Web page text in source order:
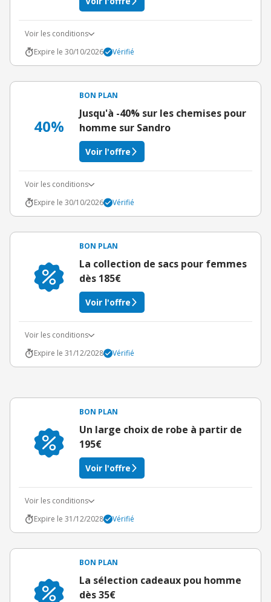
Voir les conditions
Expire le 30/10/2026
Vérifié
40%
BON PLAN
Jusqu'à -40% sur les chemises pour
homme sur Sandro
Voir l'offre
Voir les conditions
Expire le 30/10/2026
Vérifié
BON PLAN
La collection de sacs pour femmes
dès 185€
Voir l'offre
Voir les conditions
Expire le 31/12/2028
Vérifié
BON PLAN
Un large choix de robe à partir de
195€
Voir l'offre
Voir les conditions
Expire le 31/12/2028
Vérifié
BON PLAN
La sélection cadeaux pou homme
dès 35€